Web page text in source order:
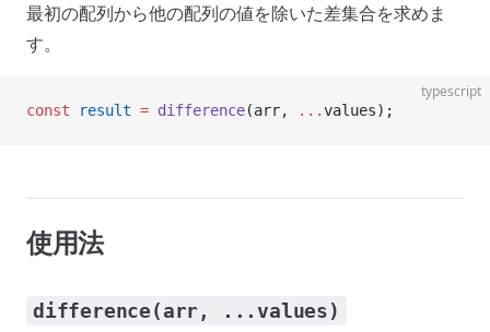
最初の配列から他の配列の値を除いた差集合を求めま
す。
typescript
const result = difference(arr, ...values);
使用法
difference(arr, ...values)